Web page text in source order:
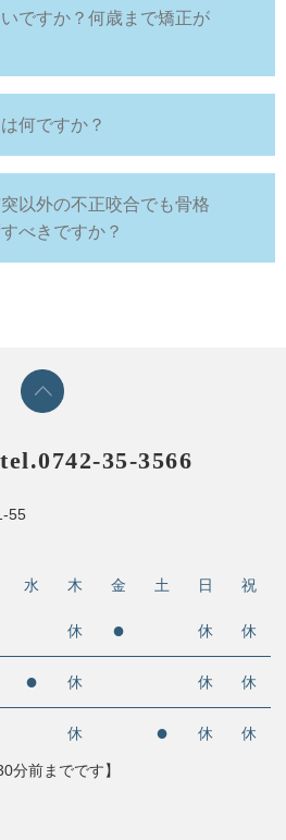
ですか？何歳まで矯正が
何ですか？
以外の不正咬合でも骨格
べきですか？
tel.0742-35-3566
55
水 木 金 土 日 祝
休 ● 休 休
● 休 休 休
休 ● 休 休
分前までです】